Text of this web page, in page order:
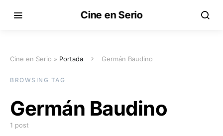
Cine en Serio
Cine en Serio » Portada Germán Baudino
BROWSING TAG
Germán Baudino
1 post